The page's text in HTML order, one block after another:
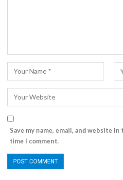
Save my name, email, and website
time I comment.